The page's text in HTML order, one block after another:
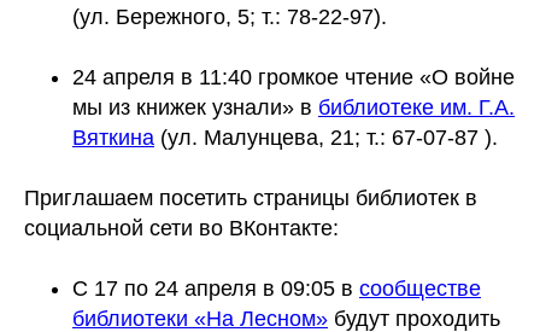
(ул. Бережного, 5; т.: 78-22-97).
24 апреля в 11:40 громкое чтение «О войне
мы из книжек узнали» в библиотеке им. Г.А.
Вяткина (ул. Малунцева, 21; т.: 67-07-87 ).
Приглашаем посетить страницы библиотек в
социальной сети во ВКонтакте:
С 17 по 24 апреля в 09:05 в сообществе
библиотеки «На Лесном» будут проходить